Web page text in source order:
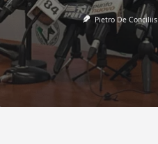
Pietro De Conciliis